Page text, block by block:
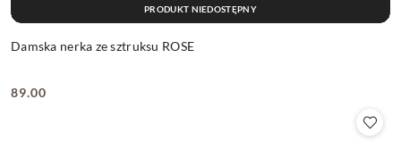
Damska nerka ze sztruksu ROSE
Cena:
89.00
PRODUKT NIEDOSTĘPNY